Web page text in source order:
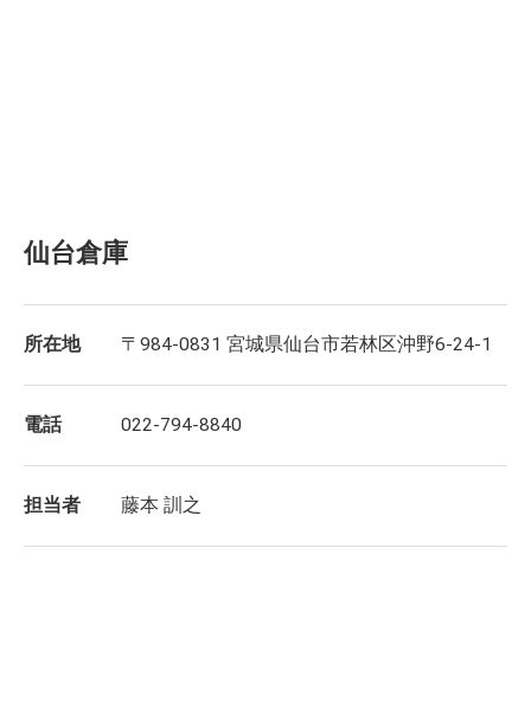
仙台倉庫
所在地 〒984-0831 宮城県仙台市若林区沖野6-24-1
電話 022-794-8840
担当者 藤本 訓之